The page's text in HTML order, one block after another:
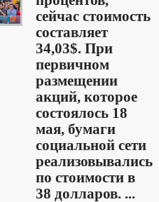
сейчас стоимость
составляет
34,03$. При
первичном
размещении
акций, которое
состоялось 18
мая, бумаги
социальной сети
реализовывались
по стоимости в
38 долларов. ...